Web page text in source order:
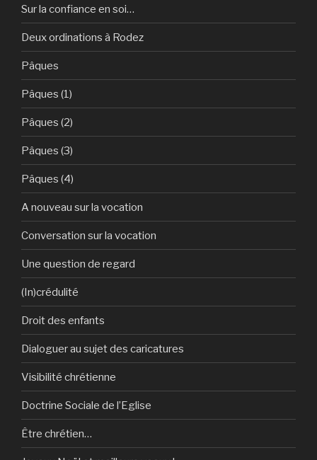
Sur la confiance en soi…
Deux ordinations à Rodez
Pâques
Pâques (1)
Pâques (2)
Pâques (3)
Pâques (4)
A nouveau sur la vocation
Conversation sur la vocation
Une question de regard
(In)crédulité
Droit des enfants
Dialoguer au sujet des caricatures
Visibilité chrétienne
Doctrine Sociale de l’Eglise
Être chrétien…